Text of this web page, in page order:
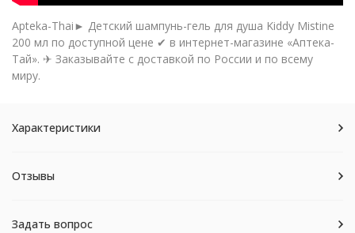
Apteka-Thai► Детский шампунь-гель для душа Kiddy Mistine
200 мл по доступной цене ✔ в интернет-магазине «Аптека-
Тай». ✈ Заказывайте с доставкой по России и по всему
миру.
Характеристики
Отзывы
Задать вопрос